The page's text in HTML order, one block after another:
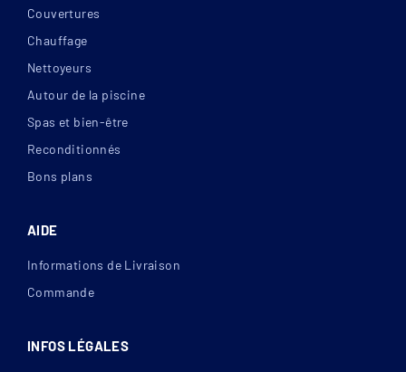
Couvertures
Chauffage
Nettoyeurs
Autour de la piscine
Spas et bien-être
Reconditionnés
Bons plans
AIDE
Informations de Livraison
Commande
INFOS LÉGALES